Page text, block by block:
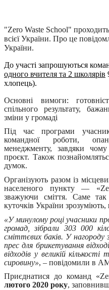
"Zero Waste School" проходить
всієї України. Про це
України.
До участі запрошуються
одного вчителя та 2 школярів
хлопець).
Основні вимоги:
спільного результату,
зміни у громаді
Під час програми
командної роботи,
менеджменту, завдяки
проєкт. Також
думок.
Організують разом із
населеного пункту —
зважуючи сміття. Саме
куточків України
«У минулому році учасники
громад, зібрали 303 000
сміттєвих баків. У
прес для брикетування
відходів у великій
сировину», – повідомили в
Приєднатися до команд
лютого 2020 року,